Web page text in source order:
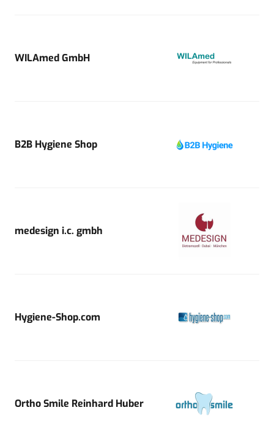
WILAmed GmbH
B2B Hygiene Shop
medesign i.c. gmbh
Hygiene-Shop.com
Ortho Smile Reinhard Huber